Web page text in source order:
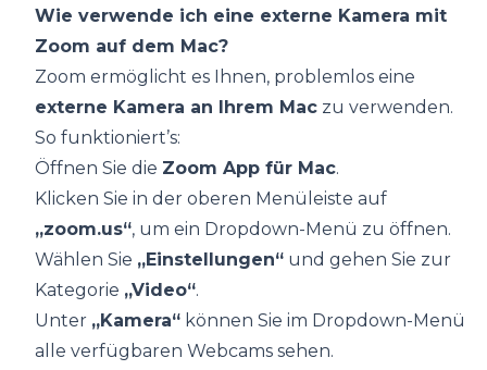
Wie verwende ich eine externe Kamera mit
Zoom auf dem Mac?
Zoom ermöglicht es Ihnen, problemlos eine
externe Kamera an Ihrem Mac zu verwenden.
So funktioniert’s:
Öffnen Sie die Zoom App für Mac.
Klicken Sie in der oberen Menüleiste auf
„zoom.us“, um ein Dropdown-Menü zu öffnen.
Wählen Sie „Einstellungen“ und gehen Sie zur
Kategorie „Video“.
Unter „Kamera“ können Sie im Dropdown-Menü
alle verfügbaren Webcams sehen.